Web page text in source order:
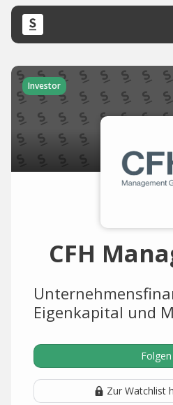
Investor
CFH
Eigenkapital und
Folgen
Zur Watchlist